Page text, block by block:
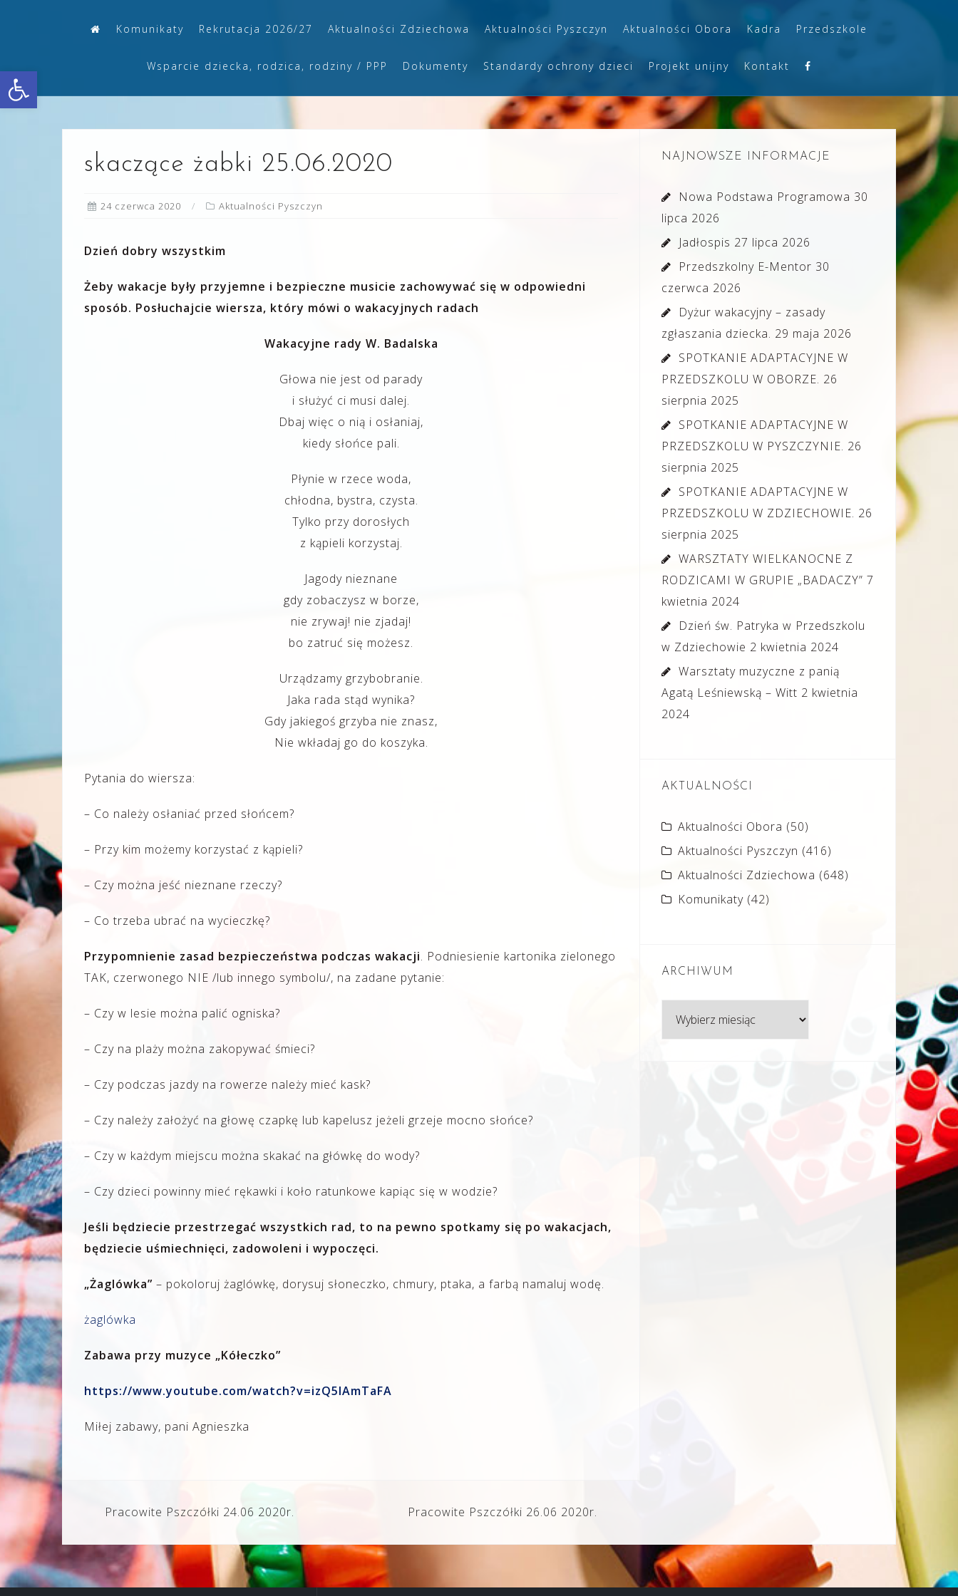
Otwórz pasek narzędzi
Komunikaty Rekrutacja 2026/27 Aktualności Zdziechowa Aktualności Pyszczyn Aktualności Obora Kadra Przedszkole
Wsparcie dziecka, rodzica, rodziny / PPP Dokumenty Standardy ochrony dzieci Projekt unijny Kontakt
skaczące żabki 25.06.2020
24 czerwca 2020 Aktualności Pyszczyn
Dzień dobry wszystkim
Żeby wakacje były przyjemne i bezpieczne musicie zachowywać się w odpowiedni
sposób. Posłuchajcie wiersza, który mówi o wakacyjnych radach
Wakacyjne rady W. Badalska
Głowa nie jest od parady
i służyć ci musi dalej.
Dbaj więc o nią i osłaniaj,
kiedy słońce pali.
Płynie w rzece woda,
chłodna, bystra, czysta.
Tylko przy dorosłych
z kąpieli korzystaj.
Jagody nieznane
gdy zobaczysz w borze,
nie zrywaj! nie zjadaj!
bo zatruć się możesz.
Urządzamy grzybobranie.
Jaka rada stąd wynika?
Gdy jakiegoś grzyba nie znasz,
Nie wkładaj go do koszyka.
Pytania do wiersza:
– Co należy osłaniać przed słońcem?
– Przy kim możemy korzystać z kąpieli?
– Czy można jeść nieznane rzeczy?
– Co trzeba ubrać na wycieczkę?
Przypomnienie zasad bezpieczeństwa podczas wakacji. Podniesienie kartonika zielonego
TAK, czerwonego NIE /lub innego symbolu/, na zadane pytanie:
– Czy w lesie można palić ogniska?
– Czy na plaży można zakopywać śmieci?
– Czy podczas jazdy na rowerze należy mieć kask?
– Czy należy założyć na głowę czapkę lub kapelusz jeżeli grzeje mocno słońce?
– Czy w każdym miejscu można skakać na główkę do wody?
– Czy dzieci powinny mieć rękawki i koło ratunkowe kapiąc się w wodzie?
Jeśli będziecie przestrzegać wszystkich rad, to na pewno spotkamy się po wakacjach,
będziecie uśmiechnięci, zadowoleni i wypoczęci.
„Żaglówka” – pokoloruj żaglówkę, dorysuj słoneczko, chmury, ptaka, a farbą namaluj wodę.
żaglówka
Zabawa przy muzyce „Kółeczko”
https://www.youtube.com/watch?v=izQ5IAmTaFA
Miłej zabawy, pani Agnieszka
Nawigacja
Pracowite Pszczółki 24.06 2020r. Pracowite Pszczółki 26.06 2020r.
NAJNOWSZE INFORMACJE
Nowa Podstawa Programowa 30
lipca 2026
Jadłospis 27 lipca 2026
Przedszkolny E-Mentor 30
czerwca 2026
Dyżur wakacyjny – zasady
zgłaszania dziecka. 29 maja 2026
SPOTKANIE ADAPTACYJNE W
PRZEDSZKOLU W OBORZE. 26
sierpnia 2025
SPOTKANIE ADAPTACYJNE W
PRZEDSZKOLU W PYSZCZYNIE. 26
sierpnia 2025
SPOTKANIE ADAPTACYJNE W
PRZEDSZKOLU W ZDZIECHOWIE. 26
sierpnia 2025
WARSZTATY WIELKANOCNE Z
RODZICAMI W GRUPIE „BADACZY” 7
kwietnia 2024
Dzień św. Patryka w Przedszkolu
w Zdziechowie 2 kwietnia 2024
Warsztaty muzyczne z panią
Agatą Leśniewską – Witt 2 kwietnia
2024
AKTUALNOŚCI
Aktualności Obora (50)
Aktualności Pyszczyn (416)
Aktualności Zdziechowa (648)
Komunikaty (42)
ARCHIWUM